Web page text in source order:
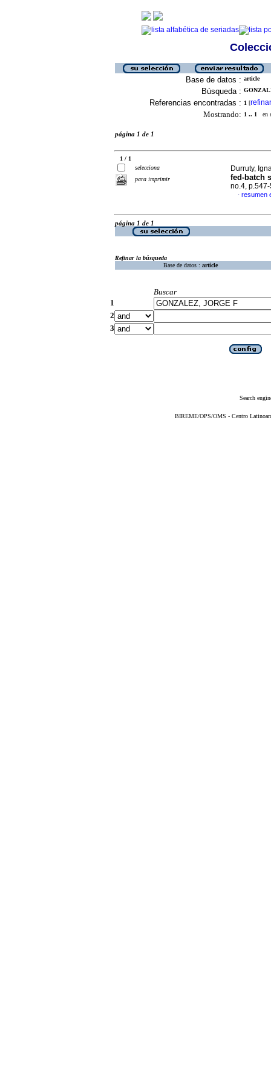
Base de datos : article
Búsqueda :
Referencias encontradas : 1 [refinar
Mostrando: 1 .. 1 en
página 1 de 1
1 / 1
selecciona
para imprimir
Durruty,
fed-batch
no.4,
· resumen
página 1 de 1
Refinar la búsqueda
Base de datos : article
Buscar
1
2
3
Search
BIREME/OPS/OMS - Centro